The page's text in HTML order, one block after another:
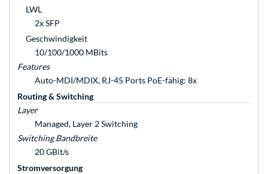
LWL
2x SFP
Geschwindigkeit
10/100/1000 MBits
Features
Auto-MDI/MDIX, RJ-45 Ports PoE-fähig: 8x
Routing & Switching
Layer
Managed, Layer 2 Switching
Switching Bandbreite
20 GBit/s
Stromversorgung